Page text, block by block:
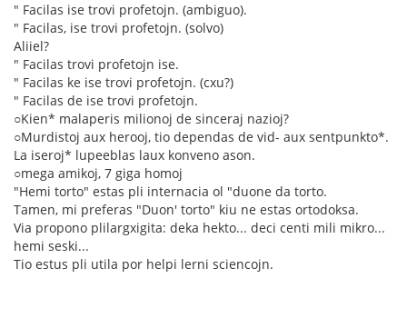
" Facilas ise trovi profetojn. (ambiguo).
" Facilas, ise trovi profetojn. (solvo)
Aliiel?
" Facilas trovi profetojn ise.
" Facilas ke ise trovi profetojn. (cxu?)
" Facilas de ise trovi profetojn.
○Kien* malaperis milionoj de sinceraj nazioj?
○Murdistoj aux herooj, tio dependas de vid- aux sentpunkto*.
La iseroj* lupeeblas laux konveno ason.
○mega amikoj, 7 giga homoj
"Hemi torto" estas pli internacia ol "duone da torto.
Tamen, mi preferas "Duon' torto" kiu ne estas ortodoksa.
Via propono plilargxigita: deka hekto... deci centi mili mikro...
hemi seski...
Tio estus pli utila por helpi lerni sciencojn.